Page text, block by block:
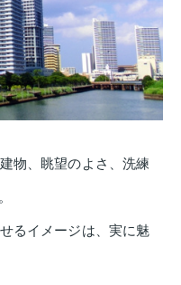
物、眺望のよさ、洗練
るイメージは、実に魅